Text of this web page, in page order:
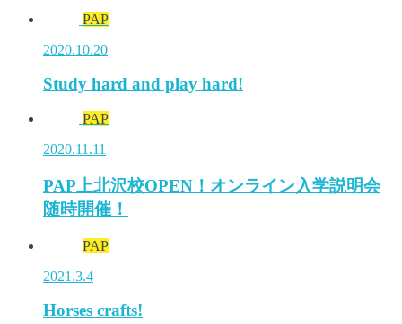
PAP
2020.10.20
Study hard and play hard!
PAP
2020.11.11
PAP上北沢校OPEN！オンライン入学説明会
随時開催！
PAP
2021.3.4
Horses crafts!